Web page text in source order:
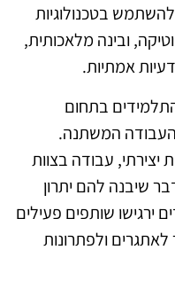
בטכנולוגיות
ובינה מלאכותית,
אמתיות.
בתחום
העבודה המשתנה.
יצירתי, עבודה בצוות
שיבנה להם יתרון
שותפים פעילים
לאתגרים ולפתרונות